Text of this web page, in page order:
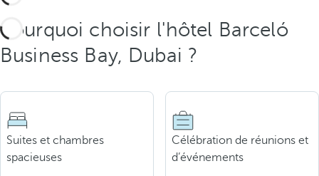
Pourquoi choisir l'hôtel Barceló
Business Bay, Dubai ?
Suites et chambres
spacieuses
Célébration de réunions et
d’événements